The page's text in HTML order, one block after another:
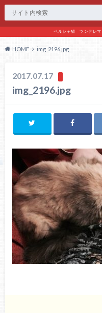
ペルシャ猫 ツンデレマ
HOME img_2196.jpg
2017.07.17
img_2196.jpg